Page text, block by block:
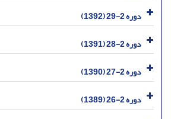
دوره 2-29 (1392)
دوره 2-28 (1391)
دوره 2-27 (1390)
دوره 2-26 (1389)